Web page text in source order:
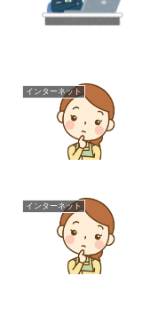
インターネット
インターネット